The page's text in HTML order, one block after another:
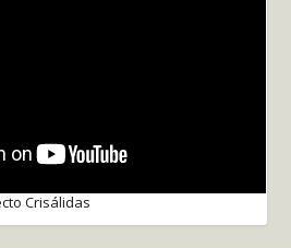
Crisálidas